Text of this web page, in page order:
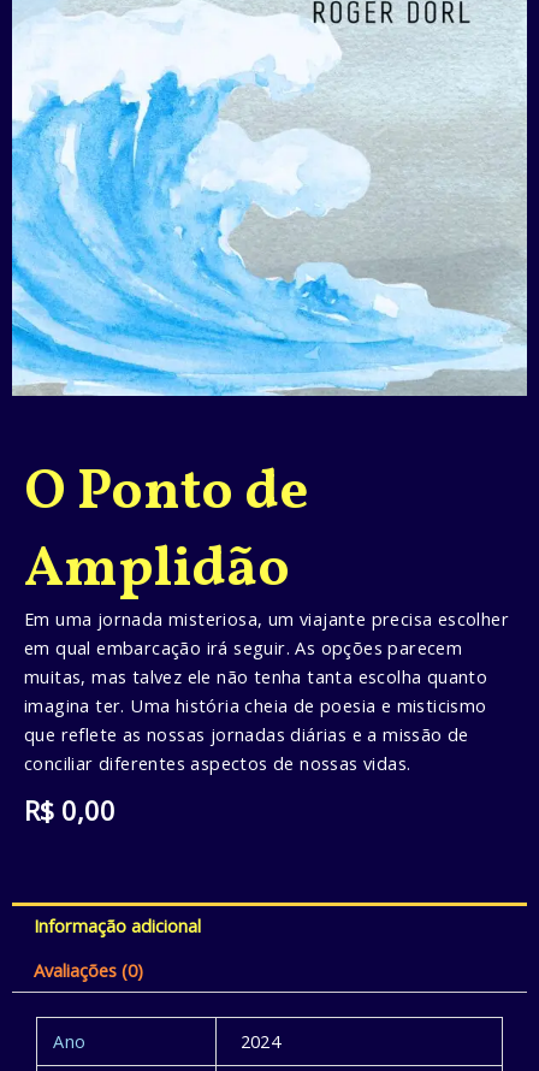
O Ponto de
Amplidão
Em uma jornada misteriosa, um viajante precisa escolher
em qual embarcação irá seguir. As opções parecem
muitas, mas talvez ele não tenha tanta escolha quanto
imagina ter. Uma história cheia de poesia e misticismo
que reflete as nossas jornadas diárias e a missão de
conciliar diferentes aspectos de nossas vidas.
R$ 0,00
Informação adicional
Avaliações (0)
Ano
2024